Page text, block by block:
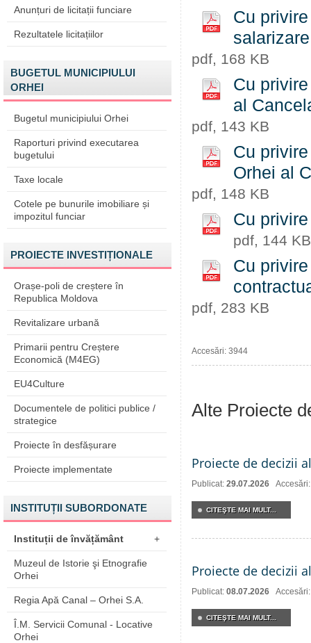
Anunțuri de licitații funciare
Rezultatele licitațiilor
BUGETUL MUNICIPIULUI
ORHEI
Bugetul municipiului Orhei
Raporturi privind executarea
bugetului
Taxe locale
Cotele pe bunurile imobiliare și
impozitul funciar
PROIECTE INVESTIȚIONALE
Orașe-poli de creștere în
Republica Moldova
Revitalizare urbană
Primarii pentru Creștere
Economică (M4EG)
EU4Culture
Documentele de politici publice /
strategice
Proiecte în desfășurare
Proiecte implementate
INSTITUȚII SUBORDONATE
Instituții de învățământ +
Muzeul de Istorie şi Etnografie
Orhei
Regia Apă Canal – Orhei S.A.
Î.M. Servicii Comunal - Locative
Orhei
Cu
pdf, 168 KB
Cu
al
pdf, 143 KB
Cu
Orhei al
pdf, 148 KB
Cu
pdf, 144 KB
Cu
pdf, 283 KB
Accesări: 3944
Alte Proiecte
Proiecte de decizii
Publicat: 29.07.2026
CITEŞTE MAI MULT...
Proiecte de decizii
Publicat: 08.07.2026
CITEŞTE MAI MULT...